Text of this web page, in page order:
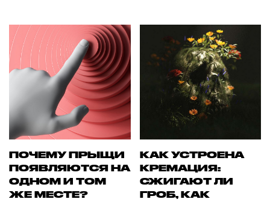
ПОЧЕМУ ПРЫЩИ
ПОЯВЛЯЮТСЯ НА
ОДНОМ И ТОМ
ЖЕ МЕСТЕ?
КАК УСТРОЕНА
КРЕМАЦИЯ:
СЖИГАЮТ ЛИ
ГРОБ, КАК